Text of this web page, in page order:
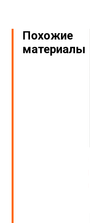
Похожие
материалы